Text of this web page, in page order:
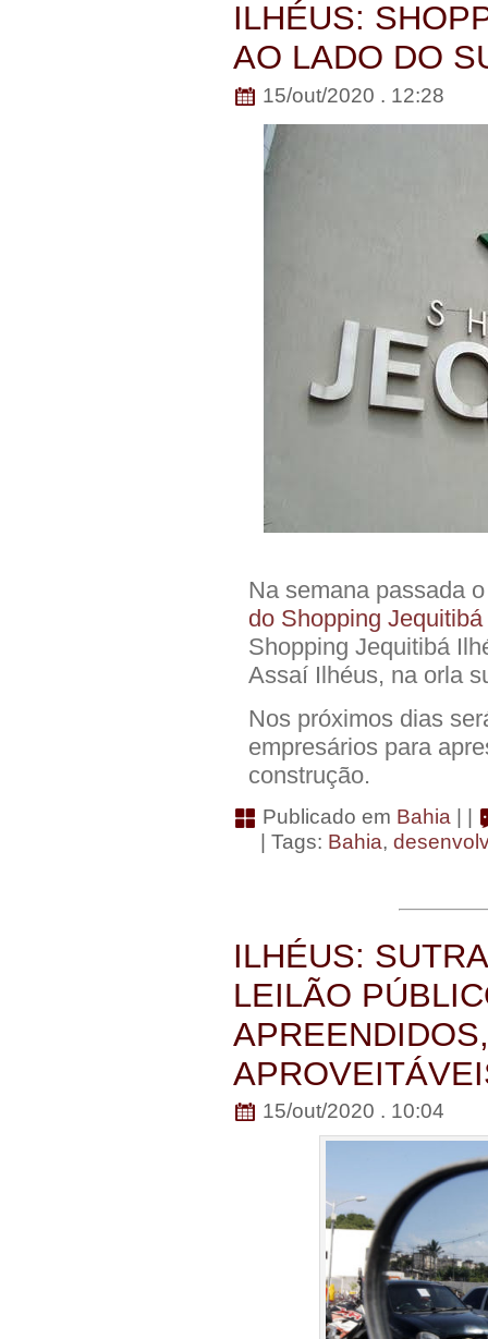
ILHÉUS:
AO LADO DO
15/out/2020 . 12:28
Na semana passada
do Shopping
Shopping Jequitibá
Assaí Ilhéus, na orla
Nos próximos dias
empresários para
construção.
Publicado em Bahia | |
| Tags: Bahia,
ILHÉUS:
LEILÃO
15/out/2020 . 10:04